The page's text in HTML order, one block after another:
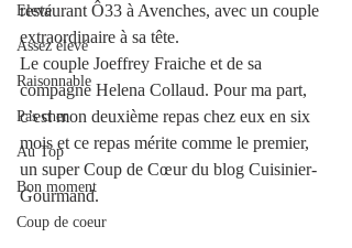
Elevé
Assez élevé
Raisonnable
Pas cher
Au Top
Bon moment
Coup de coeur
restaurant Ô33 à Avenches, avec un couple
extraordinaire à sa tête.
Le couple Joeffrey Fraiche et de sa
compagne Helena Collaud. Pour ma part,
c’est mon deuxième repas chez eux en six
mois et ce repas mérite comme le premier,
un super Coup de Cœur du blog Cuisinier-
Gourmand.